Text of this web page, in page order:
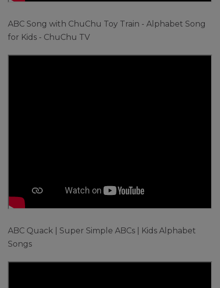
ABC Song with ChuChu Toy Train - Alphabet Song
for Kids - ChuChu TV
ABC Quack | Super Simple ABCs | Kids Alphabet
Songs